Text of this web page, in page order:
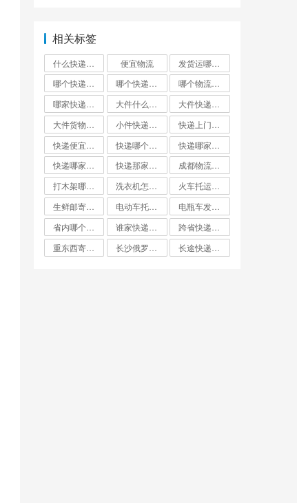
相关标签
便宜物流
哪个快递便宜
哪个快递最便宜?
哪个物流发货最便宜
快递哪家比较便宜又快
快递那家最便宜又安全
成都物流公司哪个最便宜